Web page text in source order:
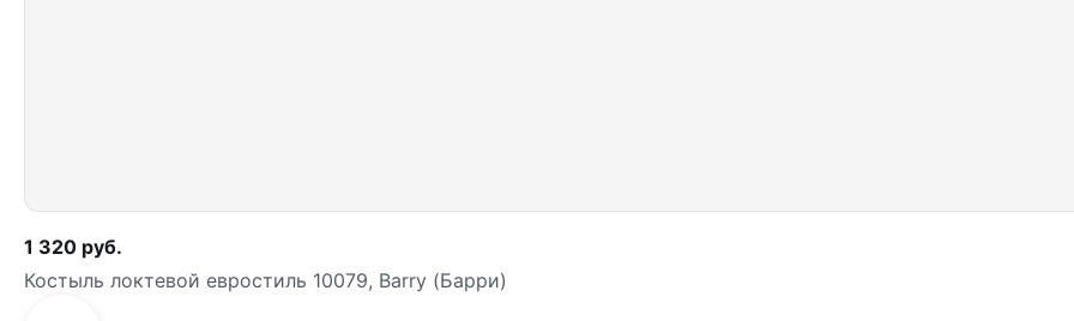
1 320 руб.
Костыль локтевой евростиль 10079, Barry (Барри)